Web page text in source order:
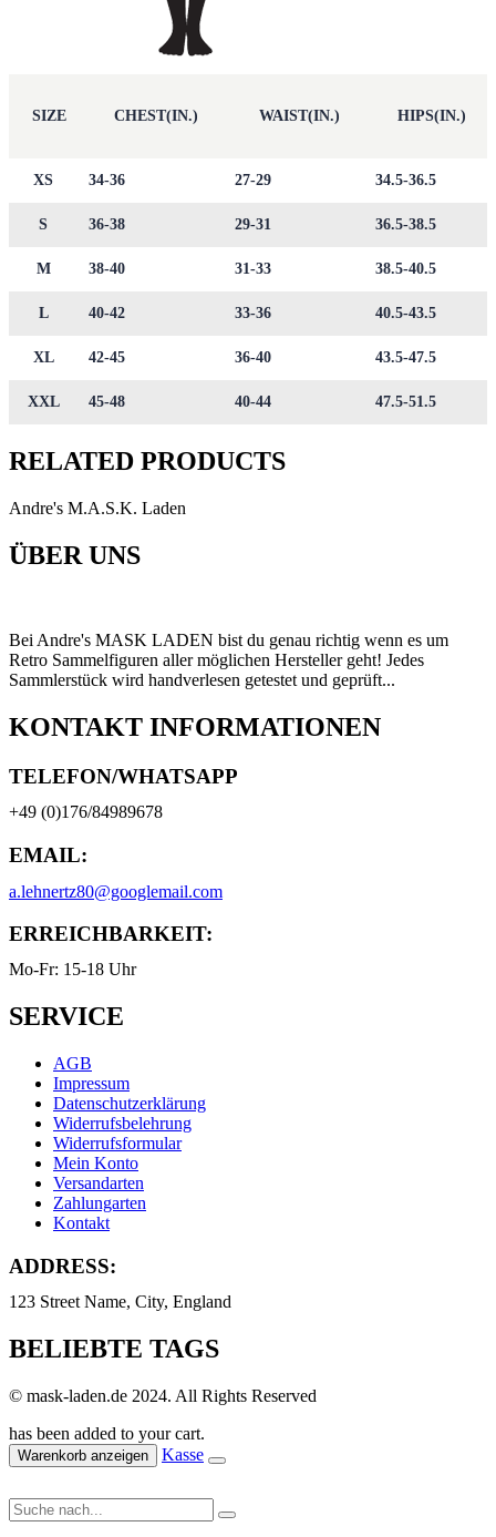
SIZE CHEST(IN.) WAIST(IN.) HIPS(IN.)
XS 34-36 27-29 34.5-36.5
S 36-38 29-31 36.5-38.5
M 38-40 31-33 38.5-40.5
L 40-42 33-36 40.5-43.5
XL 42-45 36-40 43.5-47.5
XXL 45-48 40-44 47.5-51.5
RELATED PRODUCTS
Andre's M.A.S.K. Laden
ÜBER UNS
Bei Andre's MASK LADEN bist du genau richtig wenn es um
Retro Sammelfiguren aller möglichen Hersteller geht! Jedes
Sammlerstück wird handverlesen getestet und geprüft...
KONTAKT INFORMATIONEN
TELEFON/WHATSAPP
+49 (0)176/84989678
EMAIL:
a.lehnertz80@googlemail.com
ERREICHBARKEIT:
Mo-Fr: 15-18 Uhr
SERVICE
AGB
Impressum
Datenschutzerklärung
Widerrufsbelehrung
Widerrufsformular
Mein Konto
Versandarten
Zahlungarten
Kontakt
ADDRESS:
123 Street Name, City, England
BELIEBTE TAGS
© mask-laden.de 2024. All Rights Reserved
has been added to your cart.
Warenkorb anzeigen Kasse